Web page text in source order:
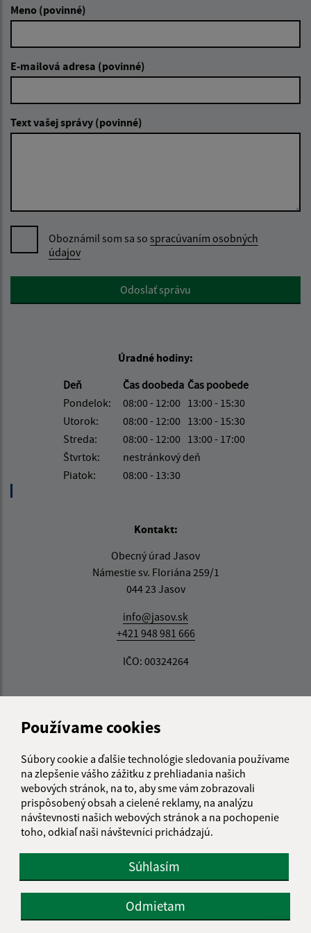
Používame cookies
Súbory cookie a ďalšie technológie sledovania používame
na zlepšenie vášho zážitku z prehliadania našich
webových stránok, na to, aby sme vám zobrazovali
prispôsobený obsah a cielené reklamy, na analýzu
návštevnosti našich webových stránok a na pochopenie
toho, odkiaľ naši návštevníci prichádzajú.
Súhlasím
Odmietam
Meno (povinné)
E-mailová adresa (povinné)
Text vašej správy (povinné)
Oboznámil som sa so spracúvaním osobných
údajov
Google reCaptcha ResponseOdoslať správu
Úradné hodiny:
Deň
Čas doobeda Čas poobede
Pondelok:
08:00 - 12:00 13:00 - 15:30
Utorok:
08:00 - 12:00 13:00 - 15:30
Streda:
08:00 - 12:00 13:00 - 17:00
Štvrtok:
nestránkový deň
Piatok:
08:00 - 13:30
Kontakt:
Obecný úrad Jasov
Námestie sv. Floriána 259/1
044 23 Jasov
info@jasov.sk
+421 948 981 666
IČO: 00324264
Informácie o stránke: